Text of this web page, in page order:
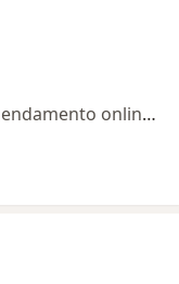
Esse especialista não oferece agendamento online para esse endereço.